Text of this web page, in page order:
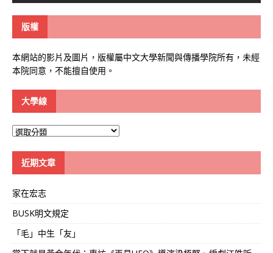
版權
本網站的影片及圖片，版權屬中文大學新聞與傳播學院所有，未經
本院同意，不能擅自使用。
大學線
大
近期文章
家在宏志
BUSK明文規定
「毛」中生「友」